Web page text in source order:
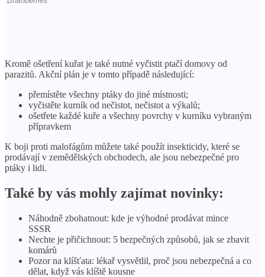
Kromě ošetření kuřat je také nutné vyčistit ptačí domovy od
parazitů. Akční plán je v tomto případě následující:
přemístěte všechny ptáky do jiné místnosti;
vyčistěte kurník od nečistot, nečistot a výkalů;
ošetřete každé kuře a všechny povrchy v kurníku vybraným
přípravkem
K boji proti malofágům můžete také použít insekticidy, které se
prodávají v zemědělských obchodech, ale jsou nebezpečné pro
ptáky i lidi.
Také by vás mohly zajímat novinky:
Náhodně zbohatnout: kde je výhodné prodávat mince
SSSR
Nechte je přičichnout: 5 bezpečných způsobů, jak se zbavit
komárů
Pozor na klíšťata: lékař vysvětlil, proč jsou nebezpečná a co
dělat, když vás klíště kousne